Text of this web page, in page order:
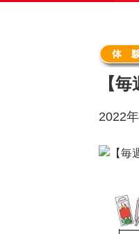
【
2022